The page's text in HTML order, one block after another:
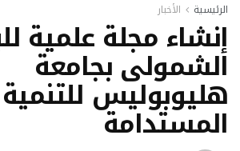
الرئيسية الأخبار
إنشاء مجلة علمية
الشمولى بجامعة
هليوبوليس للتنمية
المستدامة